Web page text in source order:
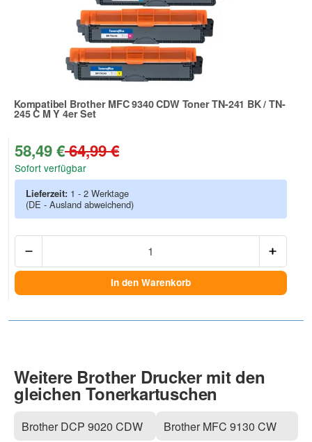
Kompatibel Brother MFC 9340 CDW Toner TN-241 BK / TN-
245 C M Y 4er Set
Zur Artikelbewertung
58,49 €64,99 €
Sofort verfügbar
Lieferzeit: 1 - 2 Werktage
(DE - Ausland abweichend)
In den Warenkorb
Weitere Brother Drucker mit den
gleichen Tonerkartuschen
Brother DCP 9020 CDW Brother MFC 9130 CW